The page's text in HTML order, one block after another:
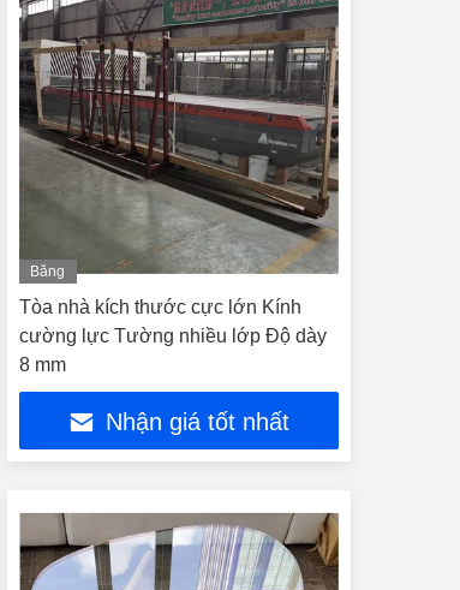
Băng
hình
Tòa nhà kích thước cực lớn Kính
cường lực Tường nhiều lớp Độ dày
8 mm
Nhận giá tốt nhất